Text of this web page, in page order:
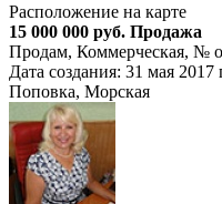
Расположение на карте
15 000 000 руб. Продажа
Продам, Коммерческая, №
Дата создания: 31 мая 2017
Поповка, Морская